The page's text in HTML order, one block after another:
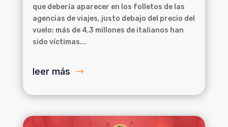
que debería aparecer en los folletos de las
agencias de viajes, justo debajo del precio del
vuelo: más de 4,3 millones de italianos han
sido víctimas...
leer más